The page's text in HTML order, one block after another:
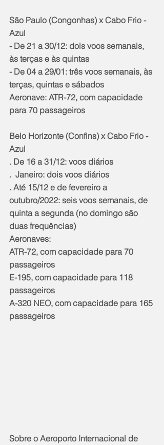
São Paulo (Congonhas) x Cabo Frio -
Azul
- De 21 a 30/12: dois voos semanais,
às terças e às quintas
- De 04 a 29/01: três voos semanais, às
terças, quintas e sábados
Aeronave: ATR-72, com capacidade
para 70 passageiros
Belo Horizonte (Confins) x Cabo Frio -
Azul
. De 16 a 31/12: voos diários
.  Janeiro: dois voos diários
. Até 15/12 e de fevereiro a
outubro/2022: seis voos semanais, de
quinta a segunda (no domingo são
duas frequências)
Aeronaves:
ATR-72, com capacidade para 70
passageiros
E-195, com capacidade para 118
passageiros
A-320 NEO, com capacidade para 165
passageiros
Sobre o Aeroporto Internacional de